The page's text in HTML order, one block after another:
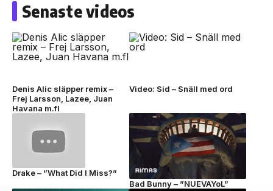
Senaste videos
Denis Alic släpper remix –
Frej Larsson, Lazee, Juan
Havana m.fl
Video: Sid – Snäll med ord
Drake – ”What Did I Miss?”
Bad Bunny – ”NUEVAYoL”